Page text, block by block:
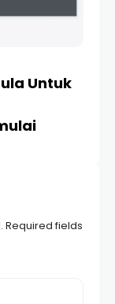
Untuk
Required fields